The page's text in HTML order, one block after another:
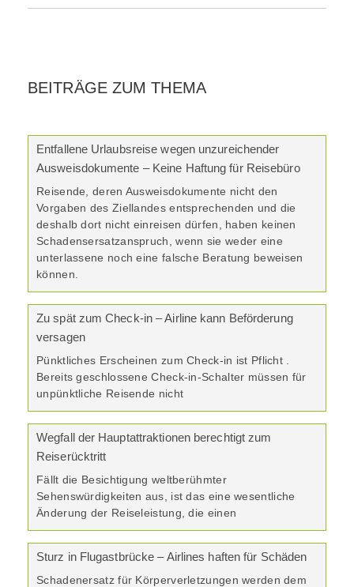
BEITRÄGE ZUM THEMA
Entfallene Urlaubsreise wegen unzureichender
Ausweisdokumente – Keine Haftung für Reisebüro
Reisende, deren Ausweisdokumente nicht den
Vorgaben des Ziellandes entsprechenden und die
deshalb dort nicht einreisen dürfen, haben keinen
Schadensersatzanspruch, wenn sie weder eine
unterlassene noch eine falsche Beratung beweisen
können.
Zu spät zum Check-in – Airline kann Beförderung
versagen
Pünktliches Erscheinen zum Check-in ist Pflicht .
Bereits geschlossene Check-in-Schalter müssen für
unpünktliche Reisende nicht
Wegfall der Hauptattraktionen berechtigt zum
Reiserücktritt
Fällt die Besichtigung weltberühmter
Sehenswürdigkeiten aus, ist das eine wesentliche
Änderung der Reiseleistung, die einen
Sturz in Flugastbrücke – Airlines haften für Schäden
Schadenersatz für Körperverletzungen werden dem